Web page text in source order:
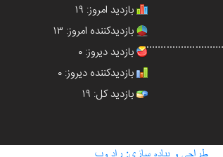
بازدید امروز: ۱۹
بازدیدکننده امروز: ۱۳
بازدید دیروز: ۰
بازدیدکننده دیروز: ۰
بازدید کل: ۱۹
طراحی و پیاده سازی: راد وب